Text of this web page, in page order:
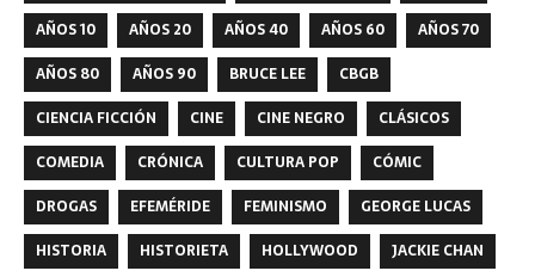
AÑOS 10
AÑOS 20 AÑOS 40 AÑOS 60
AÑOS 70
AÑOS 80
AÑOS 90 BRUCE LEE
CBGB
CIENCIA FICCIÓN
CINE CINE NEGRO
CLÁSICOS
COMEDIA
CRÓNICA CULTURA POP
CÓMIC
DROGAS
EFEMÉRIDE FEMINISMO
GEORGE LUCAS
HISTORIA
HISTORIETA HOLLYWOOD
JACKIE CHAN